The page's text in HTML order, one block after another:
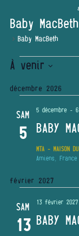
Baby MacBeth
Baby MacBeth
ÉVÈNEMENTS
À venir
une
décembre 2026
SAM
5 BABY
5 décembre-
MTA - MAISON
Amiens, France
février 2027
SAM
13 BABY
13 février 2027